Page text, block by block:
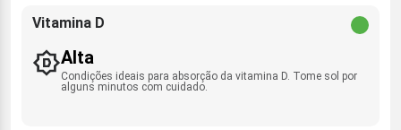
Vitamina D
Alta
Condições ideais para absorção da vitamina D. Tome sol por
alguns minutos com cuidado.